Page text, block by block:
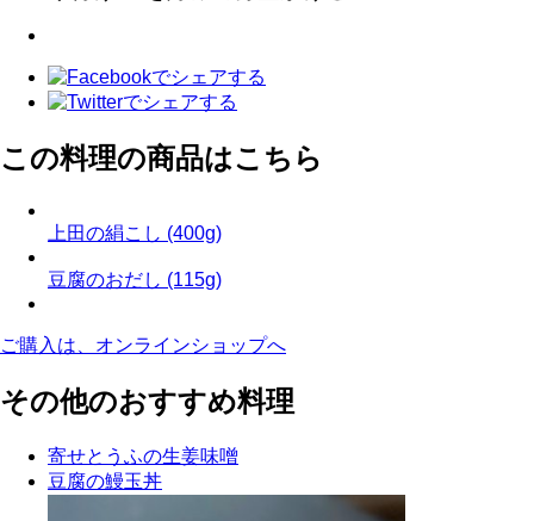
この料理の商品はこちら
上田の絹こし (400g)
豆腐のおだし (115g)
ご購入は、オンラインショップへ
その他のおすすめ料理
寄せとうふの生姜味噌
豆腐の鰻玉丼